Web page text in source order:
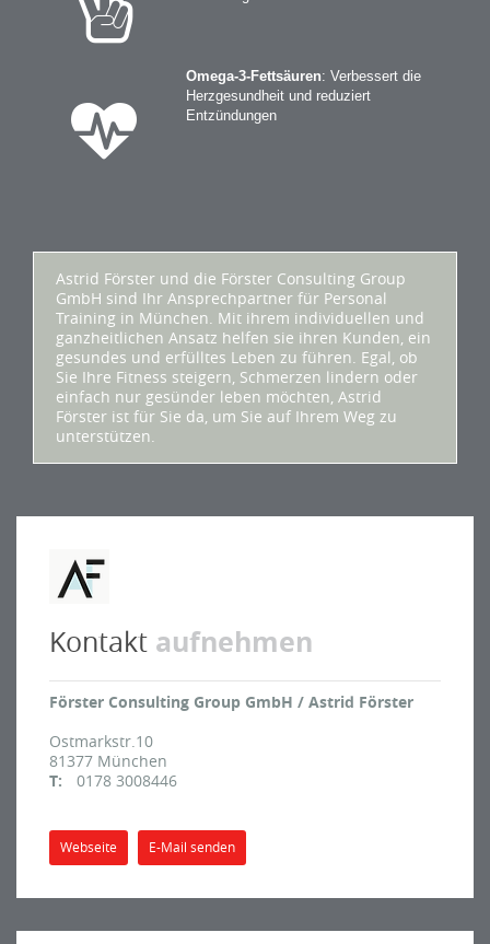
Omega-3-Fettsäuren: Verbessert die
Herzgesundheit und reduziert
Entzündungen
Astrid Förster und die Förster Consulting Group
GmbH sind Ihr Ansprechpartner für Personal
Training in München. Mit ihrem individuellen und
ganzheitlichen Ansatz helfen sie ihren Kunden, ein
gesundes und erfülltes Leben zu führen. Egal, ob
Sie Ihre Fitness steigern, Schmerzen lindern oder
einfach nur gesünder leben möchten, Astrid
Förster ist für Sie da, um Sie auf Ihrem Weg zu
unterstützen.
Kontakt aufnehmen
Förster Consulting Group GmbH / Astrid Förster
Ostmarkstr.10
81377 München
T:
0178 3008446
Webseite E-Mail senden